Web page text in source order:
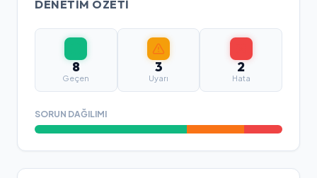
DENETIM ÖZETI
8
Geçen
3
Uyarı
2
Hata
SORUN DAĞILIMI